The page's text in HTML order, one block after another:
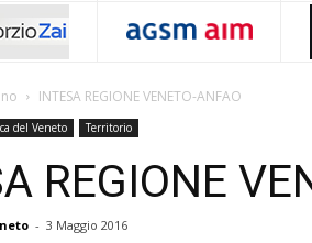
INTESA REGIONE VENETO-ANFAO
del Veneto Territorio
REGIONE
- 3 Maggio 2016